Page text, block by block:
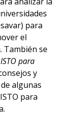
para
el
También se
para
y
algunas
para